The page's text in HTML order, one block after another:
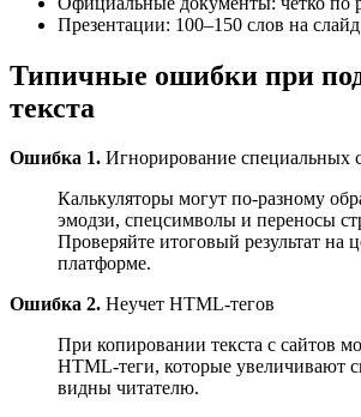
Презентации: 100–150 слов на слайд
Типичные ошибки при
текста
Ошибка 1. Игнорирование специальных
Калькуляторы могут по-разному
эмодзи, спецсимволы и переносы
Проверяйте итоговый результат на
платформе.
Ошибка 2. Неучет HTML-тегов
При копировании текста с сайтов
HTML-теги, которые увеличивают
видны читателю.